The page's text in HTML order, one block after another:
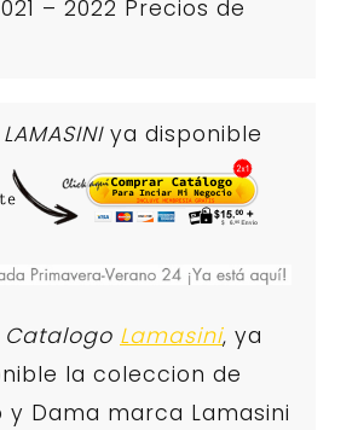
– 2022 Precios de
ya disponible
Catalogo Lamasini, ya
la coleccion de
y Dama marca Lamasini